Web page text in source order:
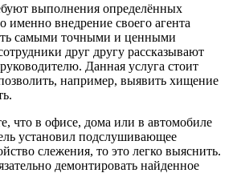
выполнения определённых
именно внедрение своего агента
самыми точными и ценными
друг другу рассказывают
Данная услуга стоит
например, выявить хищение
что в офисе, дома или в автомобиле
установил подслушивающее
слежения, то это легко выяснить.
демонтировать найденное